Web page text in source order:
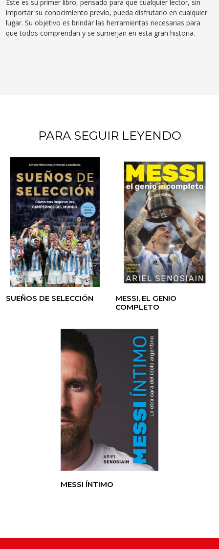
Este es su primer libro, pensado para que cualquier lector, sin
importar su conocimiento previo, pueda disfrutarlo en cualquier
lugar. Su objetivo es brindar las herramientas necesarias para
que todos comprendan y se sumerjan en esta gran historia.
PARA SEGUIR LEYENDO
SUEÑOS DE SELECCIÓN
MESSI, EL GENIO
COMPLETO
MESSI ÍNTIMO